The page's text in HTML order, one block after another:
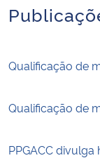
Banco Central do Brasil
Qualificação de
Qualificação de
PPGACC